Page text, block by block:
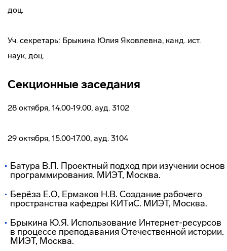
доц.
Уч. секретарь: Брыкина Юлия Яковлевна, канд. ист.
наук, доц.
Секционные заседания
28 октября, 14.00-19.00, ауд. 3102
29 октября, 15.00-17.00, ауд. 3104
Батура В.П. Проектный подход при изучении основ
программирования. МИЭТ, Москва.
Берёза Е.О, Ермаков Н.В. Создание рабочего
пространства кафедры КИТиС. МИЭТ, Москва.
Брыкина Ю.Я. Использование Интернет-ресурсов
в процессе преподавания Отечественной истории.
МИЭТ, Москва.